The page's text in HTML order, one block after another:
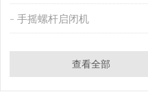
手摇螺杆启闭机
查看全部